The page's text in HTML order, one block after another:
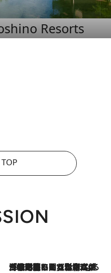
Resorts
2026.8.3
「住宅建てられない…」「サーチャージ料の高値が続いている」ホルムズ海峡封鎖による影響はいつまで続く？《エネルギー専門家に聞く“どうなる日本の暮らし”》